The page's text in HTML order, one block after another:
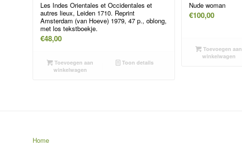
Les Indes Orientales et Occidentales et
autres lieux, Leiden 1710. Reprint
Amsterdam (van Hoeve) 1979, 47 p., oblong,
met los tekstboekje.
€48,00
Toevoegen aan
winkelwagen
Toon details
Nude woman
€100,00
Toevoegen aan
winkelwagen
Home